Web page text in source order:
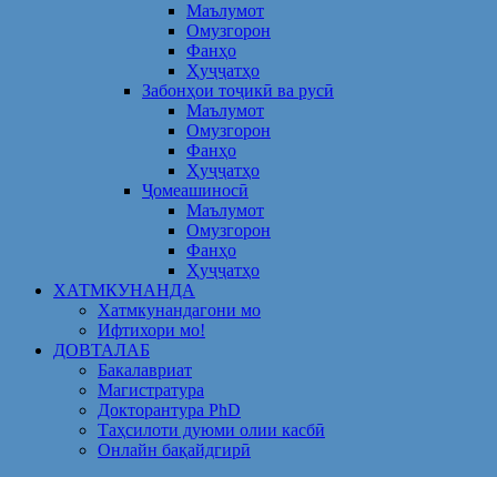
Маълумот
Омузгорон
Фанҳо
Ҳуҷҷатҳо
Забонҳои тоҷикӣ ва русӣ
Маълумот
Омузгорон
Фанҳо
Ҳуҷҷатҳо
Ҷомеашиносӣ
Маълумот
Омузгорон
Фанҳо
Ҳуҷҷатҳо
ХАТМКУНАНДА
Хатмкунандагони мо
Ифтихори мо!
ДОВТАЛАБ
Бакалавриат
Магистратура
Докторантура PhD
Таҳсилоти дуюми олии касбӣ
Онлайн бақайдгирӣ